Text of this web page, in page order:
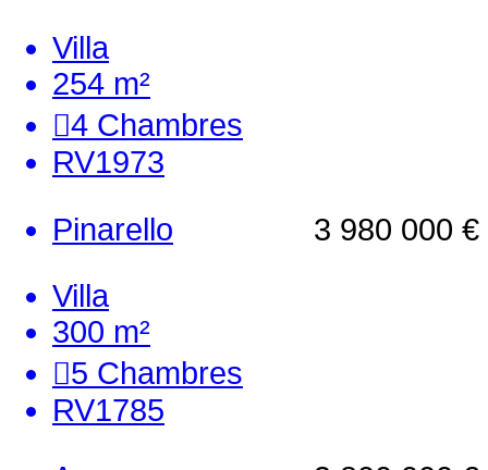
Villa
254 m²
4 Chambres
RV1973
3 980 000 €
Pinarello
Villa
300 m²
5 Chambres
RV1785